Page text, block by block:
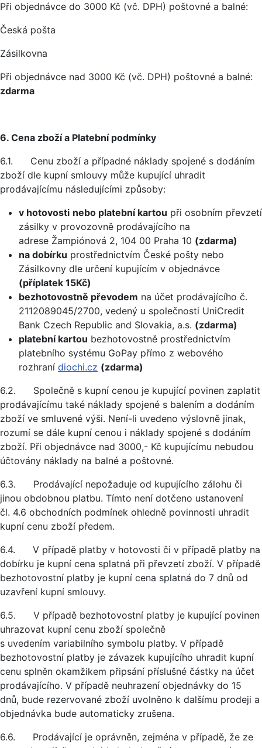
Při objednávce do 3000 Kč (vč. DPH) poštovné a balné:
Česká pošta
Zásilkovna
Při objednávce nad 3000 Kč (vč. DPH) poštovné a balné:
zdarma
6. Cena zboží a Platební podmínky
6.1. Cenu zboží a případné náklady spojené s dodáním
zboží dle kupní smlouvy může kupující uhradit
prodávajícímu následujícími způsoby:
v hotovosti nebo platební kartou při osobním převzetí
zásilky v provozovně prodávajícího na
adrese Žampiónová 2, 104 00 Praha 10 (zdarma)
na dobírku prostřednictvím České pošty nebo
Zásilkovny dle určení kupujícím v objednávce
(příplatek 15Kč)
bezhotovostně převodem na účet prodávajícího č.
2112089045/2700, vedený u společnosti UniCredit
Bank Czech Republic and Slovakia, a.s. (zdarma)
platební kartou bezhotovostně prostřednictvím
platebního systému GoPay přímo z webového
rozhraní diochi.cz (zdarma)
6.2. Společně s kupní cenou je kupující povinen zaplatit
prodávajícímu také náklady spojené s balením a dodáním
zboží ve smluvené výši. Není-li uvedeno výslovně jinak,
rozumí se dále kupní cenou i náklady spojené s dodáním
zboží. Při objednávce nad 3000,- Kč kupujícímu nebudou
účtovány náklady na balné a poštovné.
6.3. Prodávající nepožaduje od kupujícího zálohu či
jinou obdobnou platbu. Tímto není dotčeno ustanovení
čl. 4.6 obchodních podmínek ohledně povinnosti uhradit
kupní cenu zboží předem.
6.4. V případě platby v hotovosti či v případě platby na
dobírku je kupní cena splatná při převzetí zboží. V případě
bezhotovostní platby je kupní cena splatná do 7 dnů od
uzavření kupní smlouvy.
6.5. V případě bezhotovostní platby je kupující povinen
uhrazovat kupní cenu zboží společně
s uvedením variabilního symbolu platby. V případě
bezhotovostní platby je závazek kupujícího uhradit kupní
cenu splněn okamžikem připsání příslušné částky na účet
prodávajícího. V případě neuhrazení objednávky do 15
dnů, bude rezervované zboží uvolněno k dalšímu prodeji a
objednávka bude automaticky zrušena.
6.6. Prodávající je oprávněn, zejména v případě, že ze